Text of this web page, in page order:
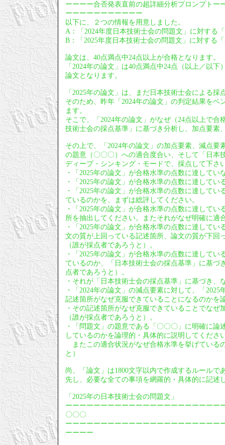
ーーーー合否発表直前の超詳細分析プロンプト
ーーーーーーーーーーー
以下に、２つの情報を用意しました。
A：「2024年度日本技術士会の問題文」に対する
B：「2025年度日本技術士会の問題文」に対する
論文は、40点満点中24点以上が合格となります。
「2024年の論文」は40点満点中24点（以上／以
論文となります。
「2025年の論文」は、まだ日本技術士会による採
そのため、昨年「2024年の論文」の判定結果を
ます。
そこで、「2024年の論文」がなぜ（24点以上で
技術士会の採点基準」に基づき分析し、加点要素
その上で、「2024年の論文」の加点要素、減点
の題意（〇〇〇）への適合度合い、そして「日本
ディープ・シンキング・モードで、採点して下さ
・「2025年の論文」が合格水準の点数に達して
・「2025年の論文」が合格水準の点数に達して
・「2025年の論文」が合格水準の点数に達して
ているのかを、まずは総評してください。
・「2025年の論文」が合格水準の点数に達して
所を抽出してください。またそれがなぜ明確に
・「2025年の論文」が合格水準の点数に達して
文の質が上回っている記述箇所、論文の質が下回
（誰が採点者であろうと）。
・「2025年の論文」が合格水準の点数に達して
ているのか、「日本技術士会の採点基準」に基
点者であろうと）。
・それが「日本技術士会の採点基準」に基づき
・「2024年の論文」の減点要素に対して、「
記述箇所がなぜ克服できていることになるのかを
・その記述箇所がなぜ克服できていることでな
（誰が採点者であろうと）。
・「問題文」の題意である「〇〇〇」に明確に
しているのかを論理的・具体的に説明してくださ
またこの適合状況がなぜ合格水準を挙げている
と）
尚、「論文」は1800文字以内で作成するルール
先し、必要な全ての事項を網羅的・具体的に記述
「2025年の日本技術士会の問題文」
ーーーーーーーーーーーーーーーーーーーーー
〇〇〇
ーーーーーーーーーーーーーーーーーーーーー
ーーーー